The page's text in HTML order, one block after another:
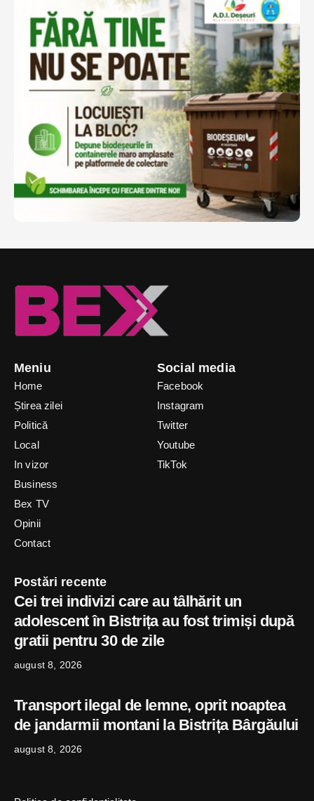
Meniu
Home
Știrea zilei
Politică
Local
In vizor
Business
Bex TV
Opinii
Contact
Social media
Facebook
Instagram
Twitter
Youtube
TikTok
Postări recente
Cei trei indivizi care au tâlhărit un
adolescent în Bistrița au fost trimiși după
gratii pentru 30 de zile
august 8, 2026
Transport ilegal de lemne, oprit noaptea
de jandarmii montani la Bistrița Bârgăului
august 8, 2026